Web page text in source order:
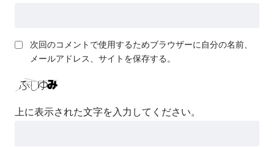
次回のコメントで使用するためブラウザーに自分の名前、
メールアドレス、サイトを保存する。
上に表示された文字を入力してください。